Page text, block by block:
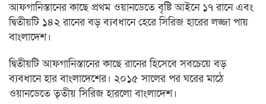
আফগানিস্তানের কাছে প্রথম ওয়ানডেতে বৃষ্টি আইনে ১৭ রানে এবং
দ্বিতীয়টি ১৪২ রানের বড় ব্যবধানে হেরে সিরিজ হারের লজ্জা পায়
বাংলাদেশ।
দ্বিতীয়টি আফগানিস্তানের কাছে রানের হিসেবে সবচেয়ে বড়
ব্যবধানে হার বাংলাদেশের। ২০১৫ সালের পর ঘরের মাঠে
ওয়ানডেতে তৃতীয় সিরিজ হারলো বাংলাদেশ।